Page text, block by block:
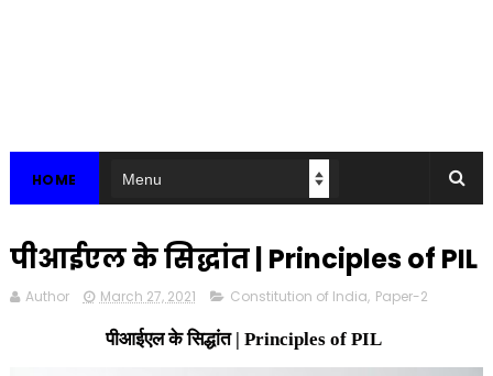
HOME
पीआईएल के सिद्धांत | Principles of PIL
Author March 27, 2021 Constitution of India, Paper-2
पीआईएल के सिद्धांत |Principles of PIL